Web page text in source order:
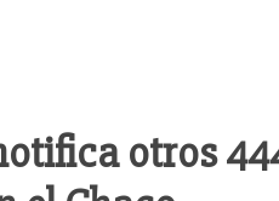
otros